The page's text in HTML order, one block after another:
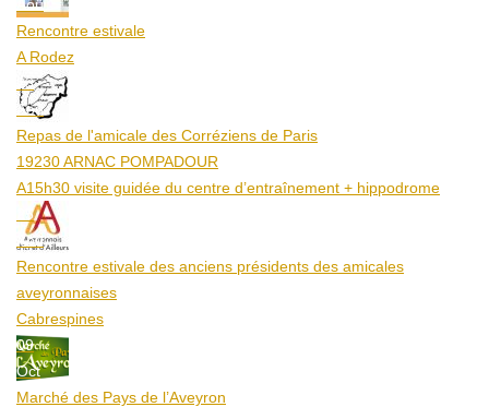
Aoû
Rencontre estivale
A Rodez
23
Aoû
Repas de l'amicale des Corréziens de Paris
19230 ARNAC POMPADOUR
A15h30 visite guidée du centre d’entraînement + hippodrome
25
Aoû
Rencontre estivale des anciens présidents des amicales
aveyronnaises
Cabrespines
09
Oct
Marché des Pays de l’Aveyron